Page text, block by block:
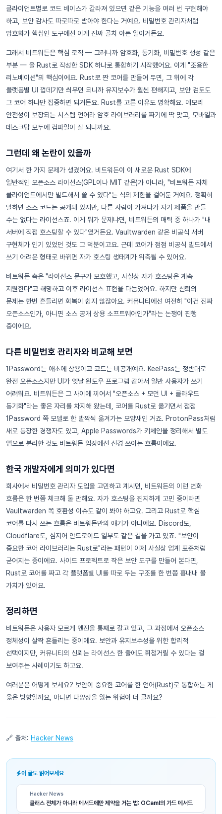
클라이언트별로 코드 베이스가 갈라져 있으면 같은 기능을 여러 번 구현해야
하고, 보안 감사도 따로따로 받아야 한다는 거예요. 비밀번호 관리자처럼
암호화가 핵심인 도구에선 이게 진짜 골치 아픈 일이거든요.
그래서 비트워든은 핵심 로직 — 그러니까 암호화, 동기화, 비밀번호 생성 같은
부분 — 을 Rust로 작성한 SDK 하나로 통합하기 시작했어요. 이게 "조용한
리노베이션"의 핵심이에요. Rust로 짠 코어를 만들어 두면, 그 위에 각
플랫폼별 UI 껍데기만 씌우면 되니까 유지보수가 훨씬 편해지고, 보안 검토도
그 코어 하나만 집중하면 되거든요. Rust를 고른 이유도 명확해요. 메모리
안전성이 보장되는 시스템 언어라 암호 라이브러리를 짜기에 딱 맞고, 모바일과
데스크탑 모두에 컴파일이 잘 되니까요.
그런데 왜 논란이 있을까
여기서 한 가지 문제가 생겼어요. 비트워든이 이 새로운 Rust SDK에
일반적인 오픈소스 라이선스(GPL이나 MIT 같은)가 아니라, "비트워든 자체
클라이언트에서만 빌드해서 쓸 수 있다"는 식의 제한을 걸어둔 거예요. 정확히
말하면 소스 코드는 공개돼 있지만, 다른 사람이 가져다가 자기 제품을 만들
수는 없다는 라이선스죠. 이게 뭐가 문제냐면, 비트워든의 매력 중 하나가 "내
서버에 직접 호스팅할 수 있다"였거든요. Vaultwarden 같은 비공식 서버
구현체가 인기 있었던 것도 그 덕분이고요. 근데 코어가 점점 비공식 빌드에서
쓰기 어려운 형태로 바뀌면 자가 호스팅 생태계가 위축될 수 있어요.
비트워든 측은 "라이선스 문구가 모호했고, 사실상 자가 호스팅은 계속
지원한다"고 해명하고 이후 라이선스 표현을 다듬었어요. 하지만 신뢰의
문제는 한번 흔들리면 회복이 쉽지 않잖아요. 커뮤니티에선 여전히 "이건 진짜
오픈소스인가, 아니면 소스 공개 상용 소프트웨어인가"라는 논쟁이 진행
중이에요.
다른 비밀번호 관리자와 비교해 보면
1Password는 애초에 상용이고 코드는 비공개예요. KeePass는 정반대로
완전 오픈소스지만 UI가 옛날 윈도우 프로그램 같아서 일반 사용자가 쓰기
어려워요. 비트워든은 그 사이에 끼어서 "오픈소스 + 모던 UI + 클라우드
동기화"라는 좋은 자리를 차지해 왔는데, 코어를 Rust로 옮기면서 점점
1Password 쪽 모델로 한 발짝씩 옮겨가는 모양새인 거죠. ProtonPass처럼
새로 등장한 경쟁자도 있고, Apple Passwords가 키체인을 정리해서 별도
앱으로 분리한 것도 비트워든 입장에선 신경 쓰이는 흐름이에요.
한국 개발자에게 의미가 있다면
회사에서 비밀번호 관리자 도입을 고민하고 계시면, 비트워든의 이런 변화
흐름은 한 번쯤 체크해 둘 만해요. 자가 호스팅을 진지하게 고민 중이라면
Vaultwarden 쪽 호환성 이슈도 같이 봐야 하고요. 그리고 Rust로 핵심
코어를 다시 쓰는 흐름은 비트워든만의 얘기가 아니에요. Discord도,
Cloudflare도, 심지어 안드로이드 일부도 같은 길을 가고 있죠. "보안이
중요한 코어 라이브러리는 Rust로"라는 패턴이 이제 사실상 업계 표준처럼
굳어지는 중이에요. 사이드 프로젝트로 작은 보안 도구를 만들어 본다면,
Rust로 코어를 짜고 각 플랫폼별 UI를 따로 두는 구조를 한 번쯤 흉내내 볼
가치가 있어요.
정리하면
비트워든은 사용자 모르게 엔진을 통째로 갈고 있고, 그 과정에서 오픈소스
정체성이 살짝 흔들리는 중이에요. 보안과 유지보수성을 위한 합리적
선택이지만, 커뮤니티의 신뢰는 라이선스 한 줄에도 휘청거릴 수 있다는 걸
보여주는 사례이기도 하고요.
여러분은 어떻게 보세요? 보안이 중요한 코어를 한 언어(Rust)로 통합하는 게
옳은 방향일까요, 아니면 다양성을 잃는 위험이 더 클까요?
🔗 출처: Hacker News
이 글도 읽어보세요
Hacker News
클래스 전체가 아니라 메서드에만 제약을 거는 법: OCaml의 가드 메서드